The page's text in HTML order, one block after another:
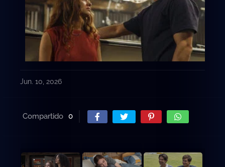
Jun. 10, 2026
Compartido 0